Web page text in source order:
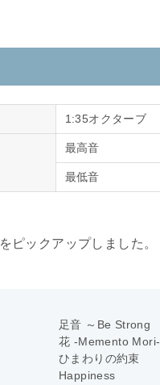
1:35オクターブ
最高音
最低音
ピックアップしました。
足音 ～Be Strong
花 -Memento Mori-
ひまわりの約束
Happiness